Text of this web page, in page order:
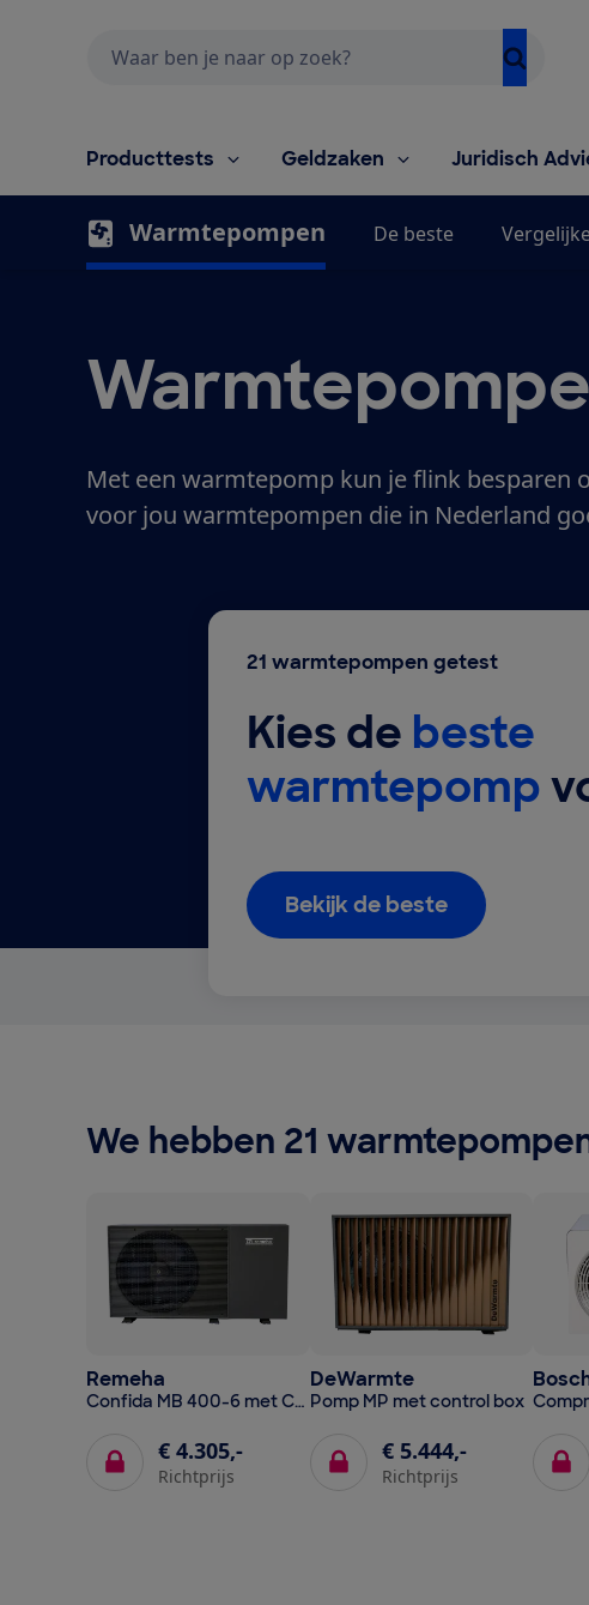
Producttests Geldzaken Juridisch
Warmtepompen De beste
Met een warmtepomp kun je flink besparen
voor jou warmtepompen die in Nederland
21 warmtepompen getest
Kies de beste
warmtepomp
Bekijk de beste
We hebben 21
Remeha
Confida MB 400-6 met Controlbox MB
€ 4.305,-
Richtprijs
DeWarmte
Pomp MP met control box
€ 5.444,-
Richtprijs